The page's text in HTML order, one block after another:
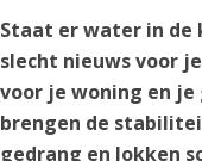
Staat er water in de
slecht nieuws voor
voor je woning en je
brengen de
gedrang en lokken